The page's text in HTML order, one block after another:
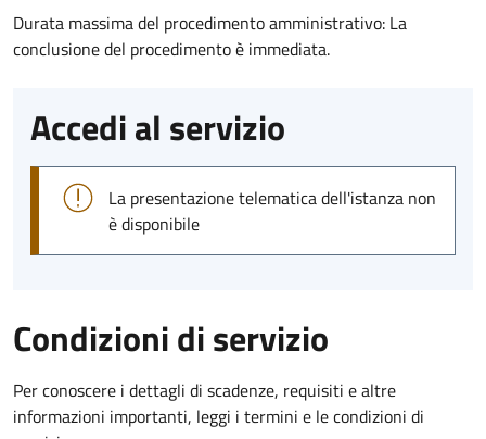
Durata massima del procedimento amministrativo: La
conclusione del procedimento è immediata.
Accedi al servizio
La presentazione telematica dell'istanza non
è disponibile
Condizioni di servizio
Per conoscere i dettagli di scadenze, requisiti e altre
informazioni importanti, leggi i termini e le condizioni di